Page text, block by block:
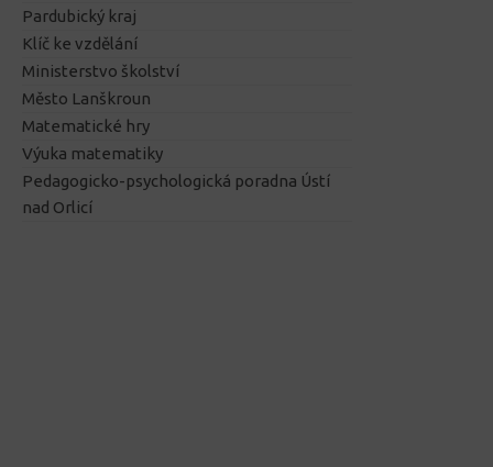
Pardubický kraj
Klíč ke vzdělání
Ministerstvo školství
Město Lanškroun
Matematické hry
Výuka matematiky
Pedagogicko-psychologická poradna Ústí
nad Orlicí